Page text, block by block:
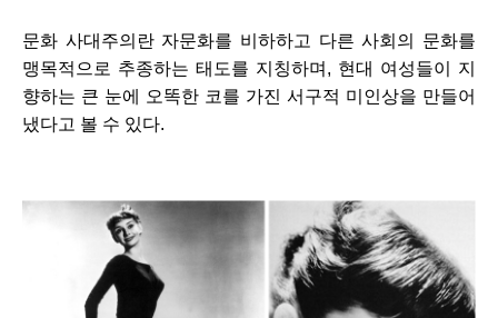
문화 사대주의란 자문화를 비하하고 다른 사회의 문화를
맹목적으로 추종하는 태도를 지칭하며, 현대 여성들이 지
향하는 큰 눈에 오똑한 코를 가진 서구적 미인상을 만들어
냈다고 볼 수 있다.